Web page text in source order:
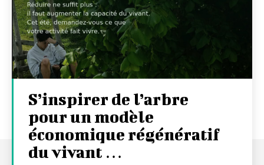
S’inspirer de l’arbre
pour un modèle
économique régénératif
du vivant …